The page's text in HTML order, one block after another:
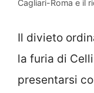
Cagliari-Roma e il
Il divieto
la furia di
presentarsi